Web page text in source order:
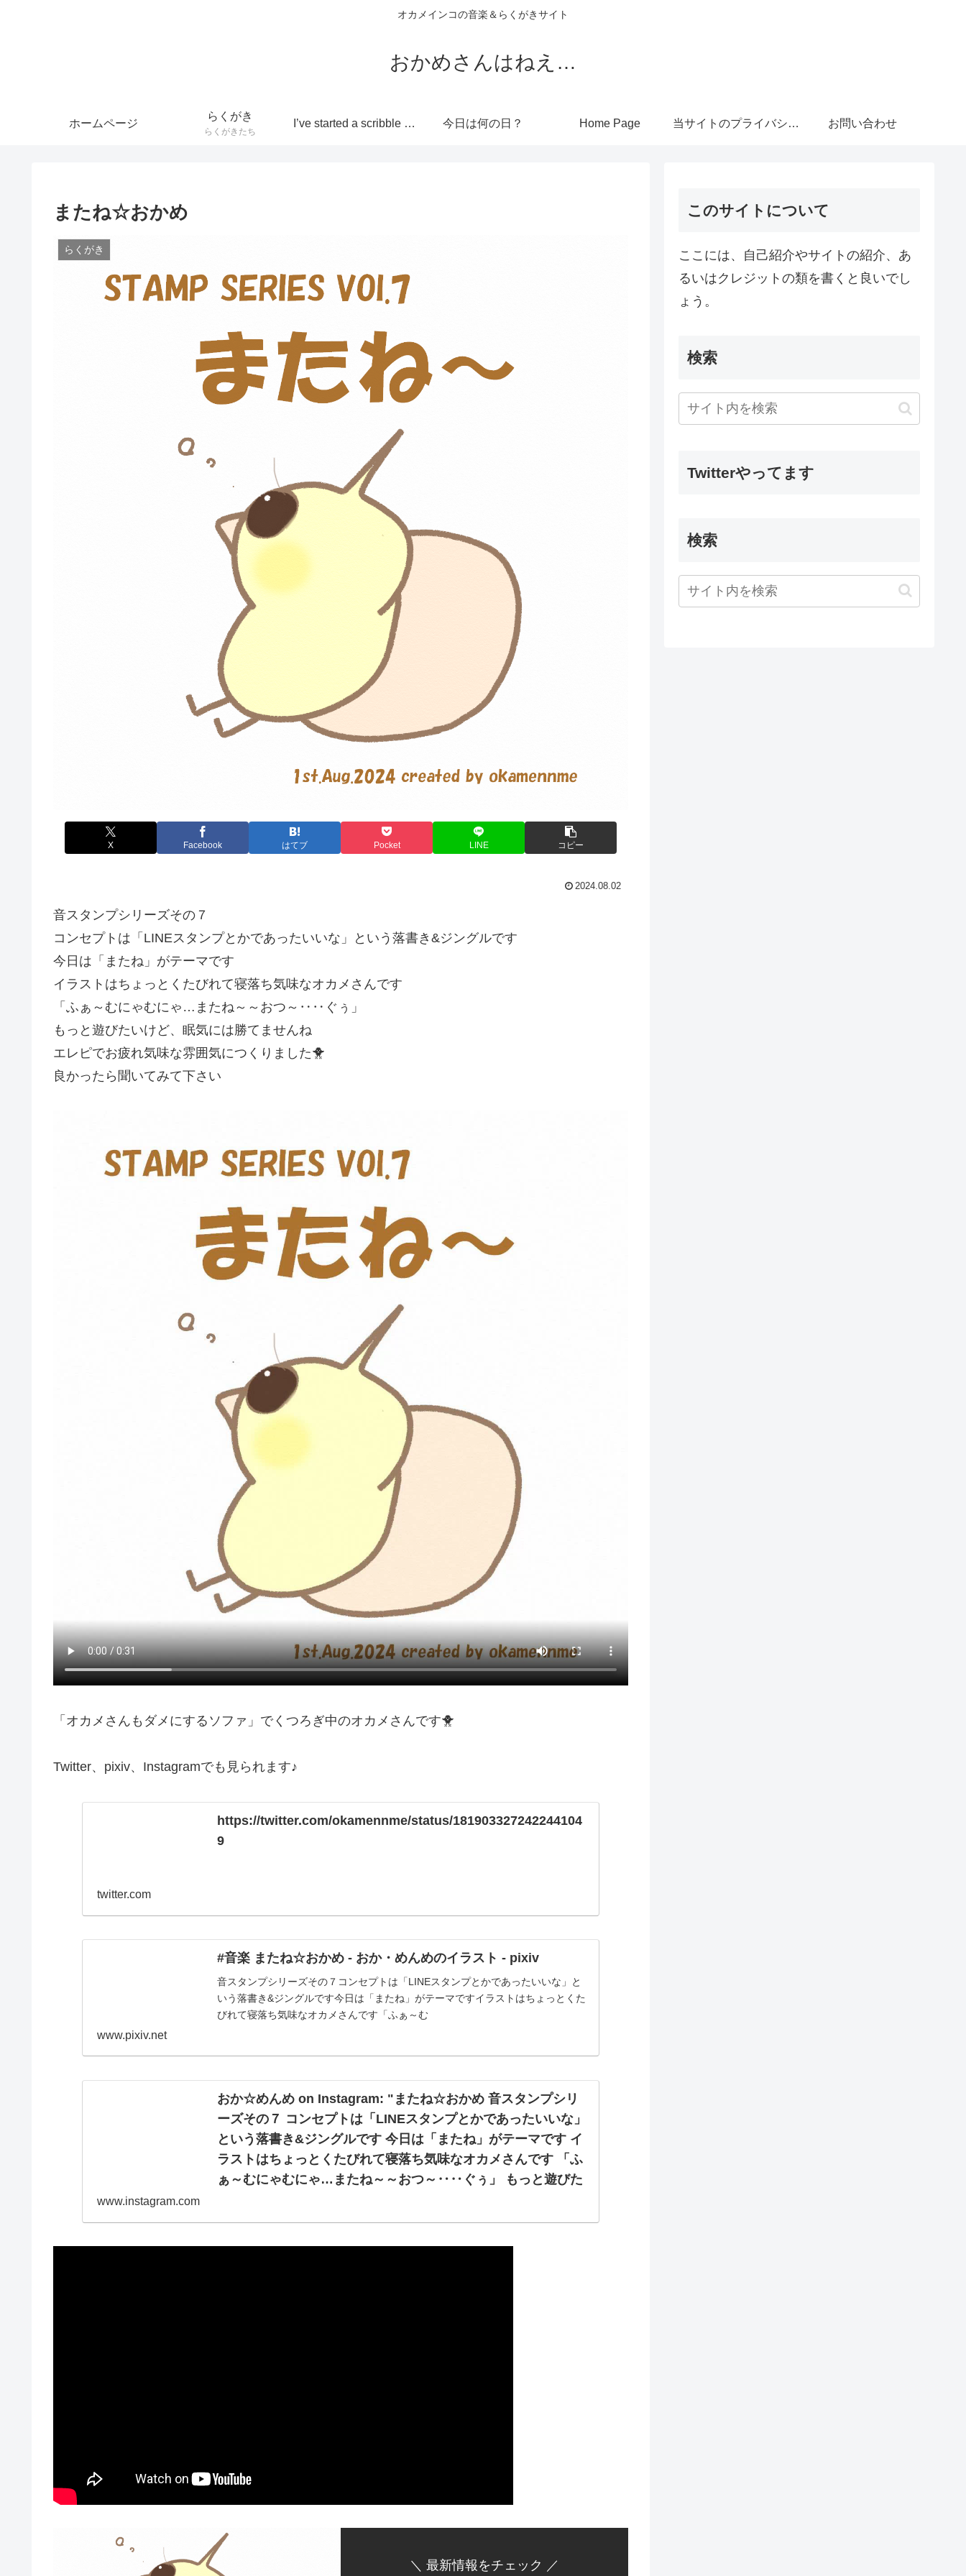
オカメインコの音楽＆らくがきサイト
おかめさんはねえ…
ホームページ
らくがき
らくがきたち
I’ve started a scribble site! 今日は何の日？ Home Page 当サイトのプライバシーポリシーについて お問い合わせ
またね☆おかめ
らくがき
X Facebook はてブ Pocket LINE コピー
2024.08.02
音スタンプシリーズその７
コンセプトは「LINEスタンプとかであったいいな」という落書き&ジングルです
今日は「またね」がテーマです
イラストはちょっとくたびれて寝落ち気味なオカメさんです
「ふぁ～むにゃむにゃ…またね～～おつ～‥‥ぐぅ」
もっと遊びたいけど、眠気には勝てませんね
エレピでお疲れ気味な雰囲気につくりました🐥
良かったら聞いてみて下さい
「オカメさんもダメにするソファ」でくつろぎ中のオカメさんです🐥
Twitter、pixiv、Instagramでも見られます♪
https://twitter.com/okamennme/status/181903327242244104
9
twitter.com
#音楽 またね☆おかめ - おか・めんめのイラスト - pixiv
音スタンプシリーズその７コンセプトは「LINEスタンプとかであったいいな」と
いう落書き&ジングルです今日は「またね」がテーマですイラストはちょっとくた
びれて寝落ち気味なオカメさんです「ふぁ～む
www.pixiv.net
おか☆めんめ on Instagram: "またね☆おかめ 音スタンプシリ
ーズその７ コンセプトは「LINEスタンプとかであったいいな」
という落書き&ジングルです 今日は「またね」がテーマです イ
ラストはちょっとくたびれて寝落ち気味なオカメさんです 「ふ
ぁ～むにゃむにゃ…またね～～おつ～‥‥ぐぅ」 もっと遊びた
つくりました🐥 良かったら聞いてみて下さい ・ ・ ・ ・ ・ ・
8 likes, 0 comments - okamennme on August 1, 2024: "またね☆おかめ 音スタン
www.instagram.com
＼ 最新情報をチェック ／
このサイトについて
ここには、自己紹介やサイトの紹介、あ
るいはクレジットの類を書くと良いでし
ょう。
検索
Twitterやってます
検索